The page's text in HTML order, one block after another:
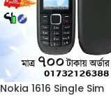
Nokia 1616 Single Sim